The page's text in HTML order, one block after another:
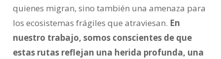
quienes migran, sino también una amenaza para
los ecosistemas frágiles que atraviesan. En
nuestro trabajo, somos conscientes de que
estas rutas reflejan una herida profunda, una